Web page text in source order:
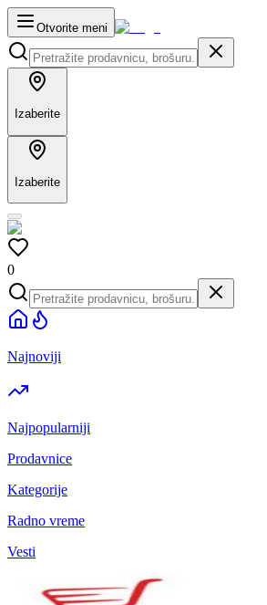
Otvorite meni
Izaberite
Izaberite
0
Najnoviji
Najpopularniji
Prodavnice
Kategorije
Radno vreme
Vesti